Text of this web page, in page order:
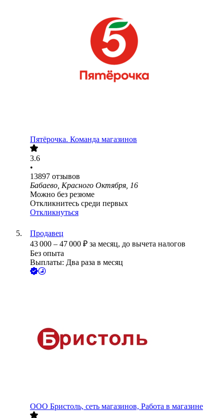
Пятёрочка. Команда магазинов
3.6
•
13897 отзывов
Бабаево, Красного Октября, 16
Можно без резюме
Откликнитесь среди первых
Откликнуться
Продавец
43 000 – 47 000 ₽ за месяц, до вычета налогов
Без опыта
Выплаты: Два раза в месяц
ООО Бристоль, сеть магазинов, Работа в магазине